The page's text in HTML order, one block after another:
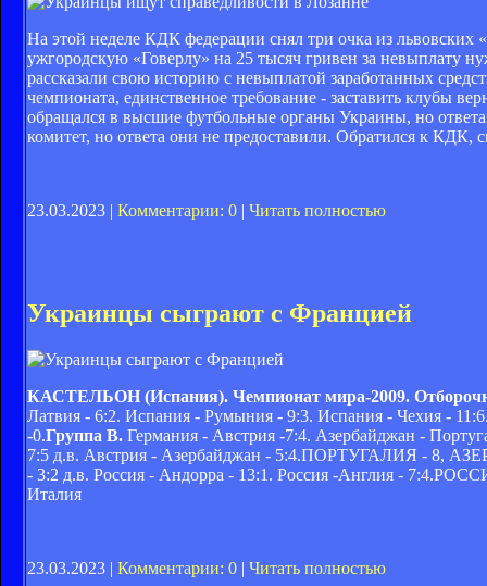
На этой неделе КДК федерации снял три очка из
ужгородскую «Говерлу» на 25 тысяч гривен за
рассказали свою историю с невыплатой заработанных
чемпионата, единственное требование - заставить клубы
обращался в высшие футбольные органы Украины, но
комитет, но ответа они не предоставили. Обратился к
23.03.2023 | Комментарии: 0 Читать полностью
Украинцы сыграют с Францией
КАСТЕЛЬОН (Испания). Чемпионат мира-2009.
Латвия - 6:2. Испания - Румыния - 9:3. Испания - Чехия -
-0.Группа В. Германия - Австрия -7:4. Азербайджан -
7:5 д.в. Австрия - Азербайджан - 5:4.ПОРТУГАЛИЯ - 8,
- 3:2 д.в. Россия - Андорра - 13:1. Россия -Англия -
Италия
23.03.2023 | Комментарии: 0 | Читать полностью